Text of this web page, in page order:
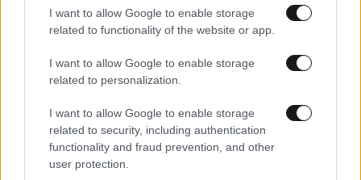
I want to allow Google to enable storage
related to functionality of the website or app.
I want to allow Google to enable storage
related to personalization.
I want to allow Google to enable storage
related to security, including authentication
functionality and fraud prevention, and other
user protection.
οχι τα περισσοτερα σχολια.ΟΛΑ!Το κουβαδακι σου κ
τι οχι γιατι εισαι μονος σου...
ευτυχίας δεδομένη»